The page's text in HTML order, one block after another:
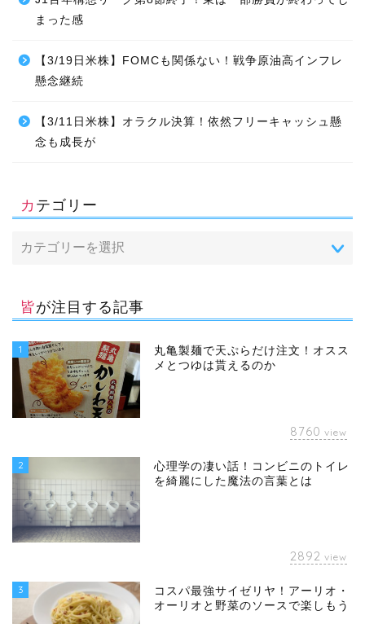
まった感
【3/19日米株】FOMCも関係ない！戦争原油高インフレ
懸念継続
【3/11日米株】オラクル決算！依然フリーキャッシュ懸
念も成長が
カテゴリー
皆が注目する記事
1
丸亀製麺で天ぷらだけ注文！オスス
メとつゆは貰えるのか
8760 view
2
心理学の凄い話！コンビニのトイレ
を綺麗にした魔法の言葉とは
2892 view
3
コスパ最強サイゼリヤ！アーリオ・
オーリオと野菜のソースで楽しもう